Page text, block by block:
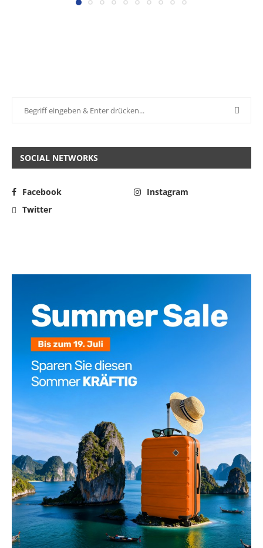
SOCIAL NETWORKS
Facebook
Instagram
Twitter